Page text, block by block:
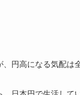
円高になる気配は